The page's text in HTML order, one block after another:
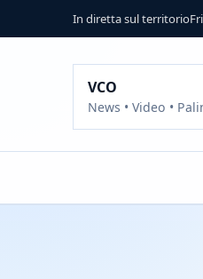
In diretta sul territorio
VCO
News • Video •